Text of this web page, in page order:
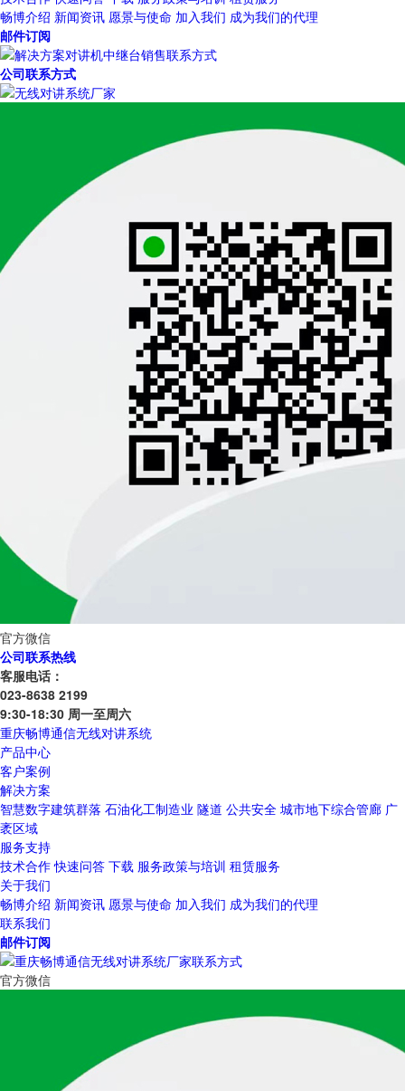
畅博介绍 新闻资讯 愿景与使命 加入我们 成为我们的代理
邮件订阅
公司联系方式
官方微信
公司联系热线
客服电话：
023-8638 2199
9:30-18:30 周一至周六
重庆畅博通信无线对讲系统
产品中心
客户案例
解决方案
智慧数字建筑群落 石油化工制造业 隧道 公共安全 城市地下综合管廊 广
袤区域
服务支持
技术合作 快速问答 下载 服务政策与培训 租赁服务
关于我们
畅博介绍 新闻资讯 愿景与使命 加入我们 成为我们的代理
联系我们
邮件订阅
官方微信